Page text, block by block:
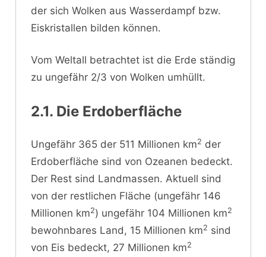
der sich Wolken aus Wasserdampf bzw.
Eiskristallen bilden können.
Vom Weltall betrachtet ist die Erde ständig
zu ungefähr 2/3 von Wolken umhüllt.
2.1. Die Erdoberfläche
Ungefähr 365 der 511 Millionen km2 der
Erdoberfläche sind von Ozeanen bedeckt.
Der Rest sind Landmassen. Aktuell sind
von der restlichen Fläche (ungefähr 146
Millionen km2) ungefähr 104 Millionen km2
bewohnbares Land, 15 Millionen km2 sind
von Eis bedeckt, 27 Millionen km2